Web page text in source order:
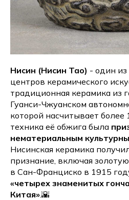
Нисин (Нисин Тао) - один
центров керамического
традиционная керамика из
Гуанси-Чжуанском
которой насчитывает
техника её обжига была
нематериальным
Нисинская керамика
признание, включая
в Сан-Франциско в 1915
«четырех знаменитых
Китая».🌇